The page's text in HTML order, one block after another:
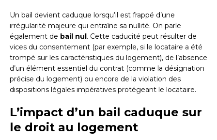
Un bail devient caduque lorsqu’il est frappé d’une
irrégularité majeure qui entraîne sa nullité. On parle
également de bail nul. Cette caducité peut résulter de
vices du consentement (par exemple, si le locataire a été
trompé sur les caractéristiques du logement), de l’absence
d’un élément essentiel du contrat (comme la désignation
précise du logement) ou encore de la violation des
dispositions légales impératives protégeant le locataire.
L’impact d’un bail caduque sur
le droit au logement